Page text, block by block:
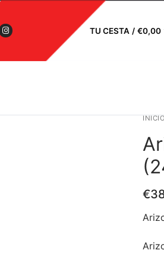
TU CESTA / €0,00
INICIO
€